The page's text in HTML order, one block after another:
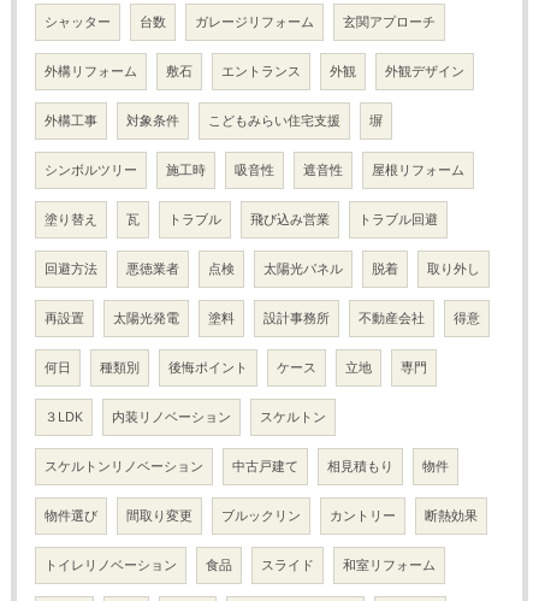
シャッター 台数 ガレージリフォーム 玄関アプローチ
外構リフォーム 敷石 エントランス 外観 外観デザイン
外構工事 対象条件 こどもみらい住宅支援 塀
シンボルツリー 施工時 吸音性 遮音性 屋根リフォーム
塗り替え 瓦 トラブル 飛び込み営業 トラブル回避
回避方法 悪徳業者 点検 太陽光パネル 脱着 取り外し
再設置 太陽光発電 塗料 設計事務所 不動産会社 得意
何日 種類別 後悔ポイント ケース 立地 専門
３LDK 内装リノベーション スケルトン
スケルトンリノベーション 中古戸建て 相見積もり 物件
物件選び 間取り変更 ブルックリン カントリー 断熱効果
トイレリノベーション 食品 スライド 和室リフォーム